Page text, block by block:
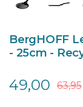
BergHOFF
- 25cm -
49,00 63,95